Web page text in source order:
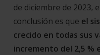
de diciembre de 2023,
conclusión es que el
crecido en todas sus
incremento del 2,5 %